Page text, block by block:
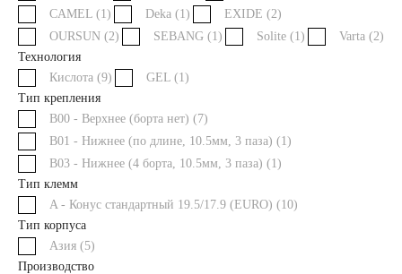
84 А/ч 85 А/ч
90 А/ч 92 А/ч
95 А/ч 96 А/ч
CAMEL (1) Deka (1) EXIDE (2)
OURSUN (2) SEBANG (1) Solite (1) Varta (2)
Технология
Кислота (9) GEL (1)
Тип крепления
B00 - Верхнее (борта нет) (7)
B01 - Нижнее (по длине, 10.5мм, 3 паза) (1)
B03 - Нижнее (4 борта, 10.5мм, 3 паза) (1)
Тип клемм
A - Конус стандартный 19.5/17.9 (EURO) (10)
Тип корпуса
Азия (5)
Производство